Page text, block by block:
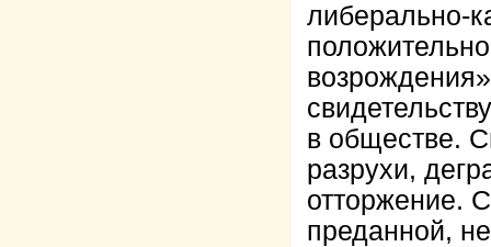
либерально-
в обществе.
разрухи,
отторжение.
преданной,